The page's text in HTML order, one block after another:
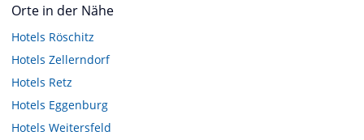
Orte in der Nähe
Hotels Röschitz
Hotels Zellerndorf
Hotels Retz
Hotels Eggenburg
Hotels Weitersfeld